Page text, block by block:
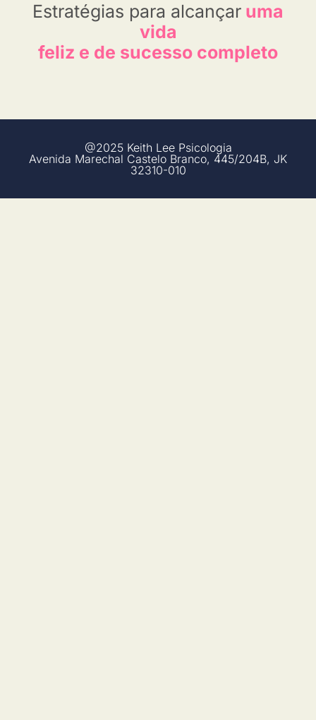
Estratégias para alcançar uma
vida
feliz e de sucesso completo
@2025 Keith Lee Psicologia
Avenida Marechal Castelo Branco, 445/204B, JK
32310-010